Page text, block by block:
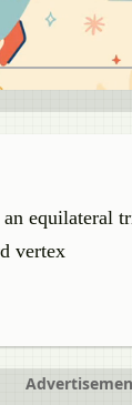
equilateral
vertex